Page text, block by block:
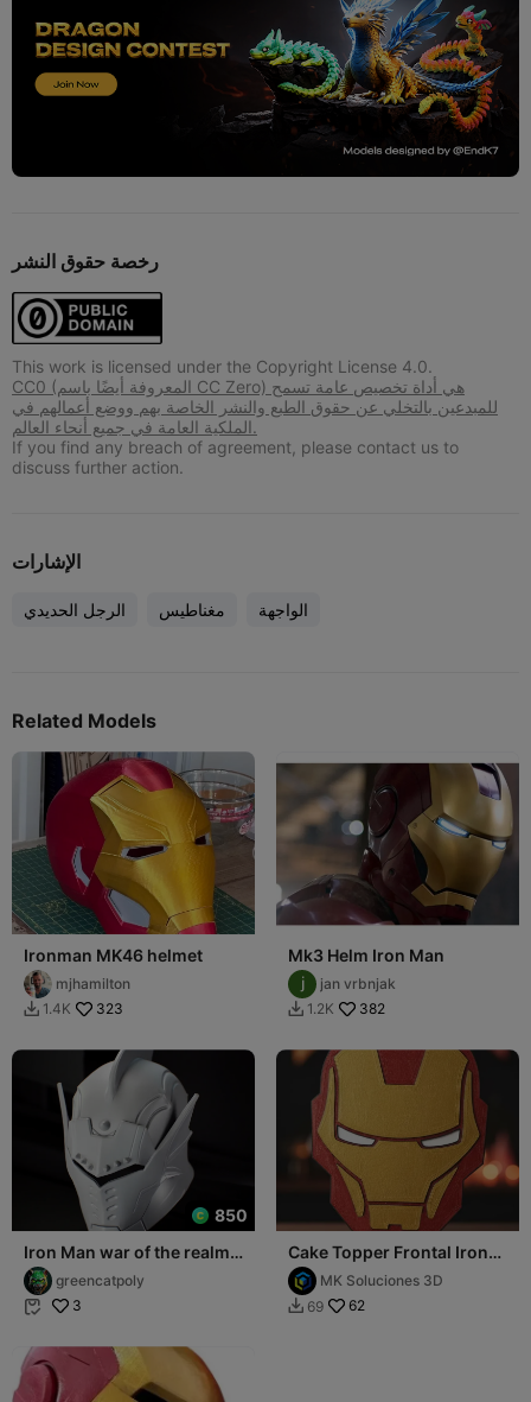
رخصة حقوق النشر
This work is licensed under the Copyright License 4.0.
CC0 (المعروفة أيضًا باسم CC Zero) هي أداة تخصيص عامة تسمح
للمبدعين بالتخلي عن حقوق الطبع والنشر الخاصة بهم ووضع أعمالهم في
الملكية العامة في جميع أنحاء العالم.
If you find any breach of agreement, please contact us to
discuss further action.
الإشارات
الرجل الحديدي مغناطيس الواجهة
Related Models
Ironman MK46 helmet
mjhamilton
 1.4K 323
Mk3 Helm Iron Man
jan vrbnjak
 1.2K 382
850
Iron Man war of the realms
Helmet Fan Art
greencatpoly
 3
Cake Topper Frontal Iron-
ManMK Soluciones 3D
 69 62